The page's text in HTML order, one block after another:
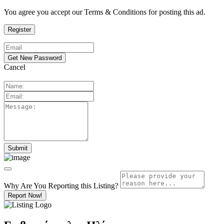
You agree you accept our Terms & Conditions for posting this ad.
Cancel
Why Are You Reporting this Listing?
Report Now!